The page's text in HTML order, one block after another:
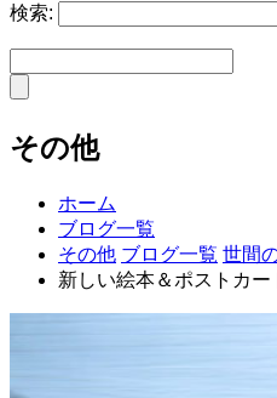
検索:
その他
ホーム
ブログ一覧
その他 ブログ一覧 世間
新しい絵本＆ポストカ